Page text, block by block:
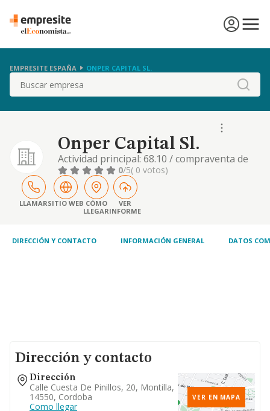
EMPRESITE ESPAÑA ONPER CAPITAL SL.
Buscar
Onper Capital Sl.
Actividad principal: 68.10 / compraventa de
bienes inmobiliarios por cuenta propia otras
actividades: 68.32 / gestión y administración
de la propiedad inmobiliaria, 55.20 /
alojamientos turísticos y otros alojamientos
de corta estancia, 68.20 / alquiler de bienes
0/5( 0 votos)
LLAMARSITIO WEB CÓMO
LLEGAR
VER
INFORME
DIRECCIÓN Y CONTACTO INFORMACIÓN GENERAL DATOS
Dirección y contacto
Dirección
Calle Cuesta De Pinillos, 20, Montilla,
14550, Cordoba
Como llegar
VER EN MAPA